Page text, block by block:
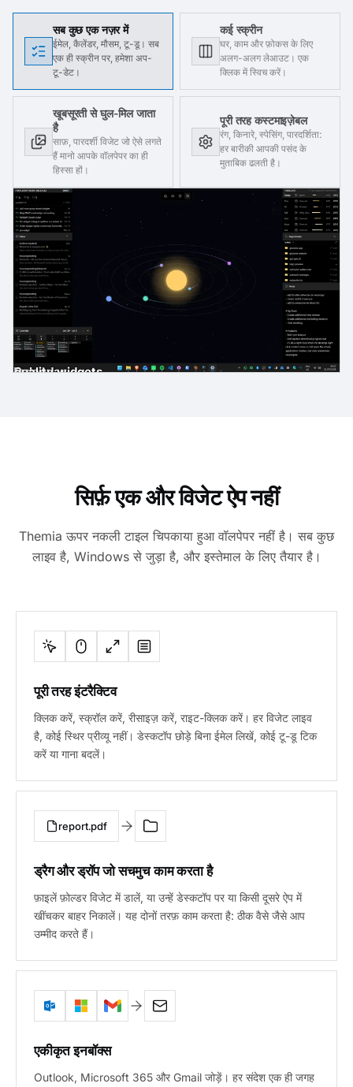
सब कुछ एक नज़र में
ईमेल, कैलेंडर, मौसम, टू-डू। सब
एक ही स्क्रीन पर, हमेशा अप-
टू-डेट।
कई स्क्रीन
घर, काम और फ़ोकस के लिए
अलग-अलग लेआउट। एक
क्लिक में स्विच करें।
खूबसूरती से घुल-मिल जाता
है
साफ़, पारदर्शी विजेट जो ऐसे लगते
हैं मानो आपके वॉलपेपर का ही
हिस्सा हों।
पूरी तरह कस्टमाइज़ेबल
रंग, किनारे, स्पेसिंग, पारदर्शिता:
हर बारीकी आपकी पसंद के
मुताबिक ढलती है।
Email
Calendar
quality widgets
सिर्फ़ एक और विजेट ऐप नहीं
Themia ऊपर नकली टाइल चिपकाया हुआ वॉलपेपर नहीं है। सब कुछ
लाइव है, Windows से जुड़ा है, और इस्तेमाल के लिए तैयार है।
पूरी तरह इंटरैक्टिव
क्लिक करें, स्क्रॉल करें, रीसाइज़ करें, राइट-क्लिक करें। हर विजेट लाइव
है, कोई स्थिर प्रीव्यू नहीं। डेस्कटॉप छोड़े बिना ईमेल लिखें, कोई टू-डू टिक
करें या गाना बदलें।
report.pdf
ड्रैग और ड्रॉप जो सचमुच काम करता है
फ़ाइलें फ़ोल्डर विजेट में डालें, या उन्हें डेस्कटॉप पर या किसी दूसरे ऐप में
खींचकर बाहर निकालें। यह दोनों तरफ़ काम करता है: ठीक वैसे जैसे आप
उम्मीद करते हैं।
एकीकृत इनबॉक्स
Outlook, Microsoft 365 और Gmail जोड़ें। हर संदेश एक ही जगह